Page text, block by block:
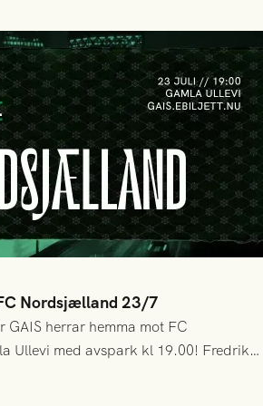
Josefsson & Lasse Ekström
Nordsjælland 23/7
GAIS herrar hemma mot FC
Ullevi med avspark kl 19.00! Fredrik
har tagit ut följande trupp till